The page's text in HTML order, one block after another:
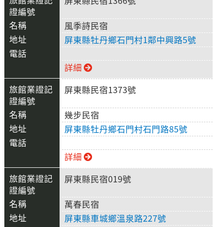
風季詩民宿
屏東縣牡丹鄉石門村1鄰中興路5號
詳細
屏東縣民宿1373號
幾步民宿
屏東縣牡丹鄉石門村石門路85號
詳細
屏東縣民宿019號
萬春民宿
屏東縣車城鄉溫泉路227號